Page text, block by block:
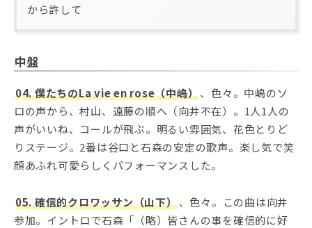
から許して
中盤
04. 僕たちのLa vie en rose（中嶋）、色々。中嶋のソ
ロの声から、村山、遠藤の順へ（向井不在）。1人1人の
声がいいね、コールが飛ぶ。明るい雰囲気、花色とりど
りステージ。2番は谷口と石森の安定の歌声。楽し気で笑
顔あふれ可愛らしくパフォーマンスした。
05. 確信的クロワッサン（山下）、色々。この曲は向井
参加。イントロで石森「（略）皆さんの事を確信的に好